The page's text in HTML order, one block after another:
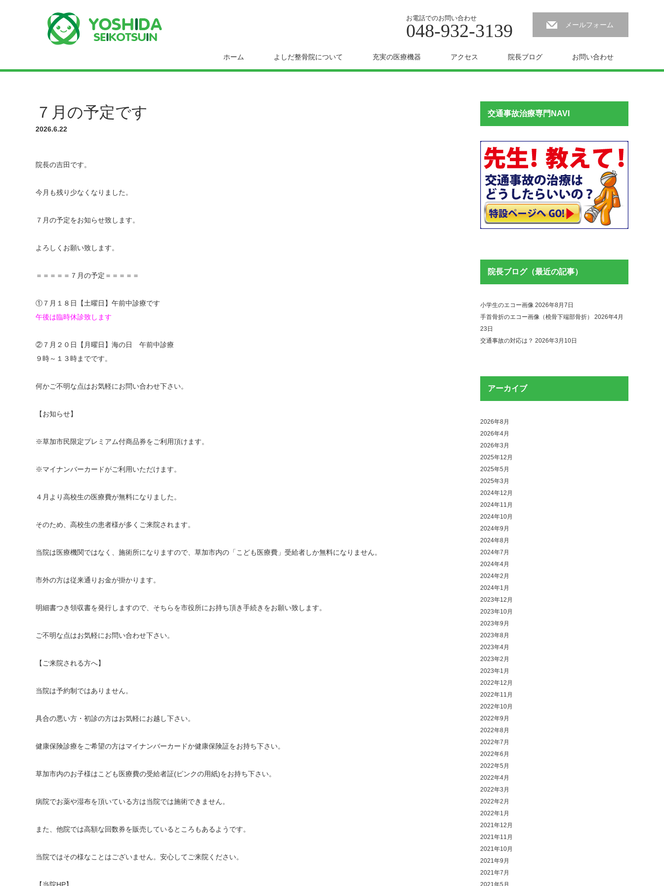
お電話でのお問い合わせ
048-932-3139 メールフォーム
ホーム よしだ整骨院について 充実の医療機器 アクセス 院長ブログ お問い合わせ
７月の予定です
2026.6.22
院長の吉田です。
今月も残り少なくなりました。
７月の予定をお知らせ致します。
よろしくお願い致します。
＝＝＝＝＝７月の予定＝＝＝＝＝
①７月１８日【土曜日】午前中診療です
午後は臨時休診致します
②７月２０日【月曜日】海の日 午前中診療
９時～１３時までです。
何かご不明な点はお気軽にお問い合わせ下さい。
【お知らせ】
※草加市民限定プレミアム付商品券をご利用頂けます。
※マイナンバーカードがご利用いただけます。
４月より高校生の医療費が無料になりました。
そのため、高校生の患者様が多くご来院されます。
当院は医療機関ではなく、施術所になりますので、草加市内の「こども医療費」受給者しか無料になりません。
市外の方は従来通りお金が掛かります。
明細書つき領収書を発行しますので、そちらを市役所にお持ち頂き手続きをお願い致します。
ご不明な点はお気軽にお問い合わせ下さい。
【ご来院される方へ】
当院は予約制ではありません。
具合の悪い方・初診の方はお気軽にお越し下さい。
健康保険診療をご希望の方はマイナンバーカードか健康保険証をお持ち下さい。
草加市内のお子様はこども医療費の受給者証(ピンクの用紙)をお持ち下さい。
病院でお薬や湿布を頂いている方は当院では施術できません。
また、他院では高額な回数券を販売しているところもあるようです。
当院ではその様なことはございません。安心してご来院ください。
交通事故治療専門NAVI
院長ブログ（最近の記事）
小学生のエコー画像 2026年8月7日
手首骨折のエコー画像（橈骨下端部骨折）
2026年4月
23日
交通事故の対応は？ 2026年3月10日
アーカイブ
2026年8月
2026年4月
2026年3月
2025年12月
2025年5月
2025年3月
2024年12月
2024年11月
2024年10月
2024年9月
2024年8月
2024年7月
2024年4月
2024年2月
2024年1月
2023年12月
2023年10月
2023年9月
2023年8月
2023年4月
2023年2月
2023年1月
2022年12月
2022年11月
2022年10月
2022年9月
2022年8月
2022年7月
2022年6月
2022年5月
2022年4月
2022年3月
2022年2月
2022年1月
2021年12月
2021年11月
2021年10月
2021年9月
2021年7月
2021年5月